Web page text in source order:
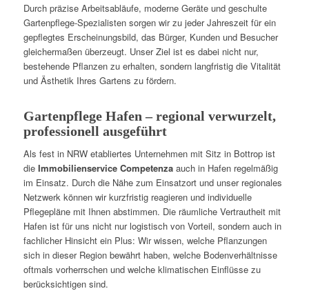
Durch präzise Arbeitsabläufe, moderne Geräte und geschulte
Gartenpflege-Spezialisten sorgen wir zu jeder Jahreszeit für ein
gepflegtes Erscheinungsbild, das Bürger, Kunden und Besucher
gleichermaßen überzeugt. Unser Ziel ist es dabei nicht nur,
bestehende Pflanzen zu erhalten, sondern langfristig die Vitalität
und Ästhetik Ihres Gartens zu fördern.
Gartenpflege Hafen – regional verwurzelt,
professionell ausgeführt
Als fest in NRW etabliertes Unternehmen mit Sitz in Bottrop ist
die Immobilienservice Competenzaauch in Hafen regelmäßig
im Einsatz. Durch die Nähe zum Einsatzort und unser regionales
Netzwerk können wir kurzfristig reagieren und individuelle
Pflegepläne mit Ihnen abstimmen. Die räumliche Vertrautheit mit
Hafen ist für uns nicht nur logistisch von Vorteil, sondern auch in
fachlicher Hinsicht ein Plus: Wir wissen, welche Pflanzungen
sich in dieser Region bewährt haben, welche Bodenverhältnisse
oftmals vorherrschen und welche klimatischen Einflüsse zu
berücksichtigen sind.